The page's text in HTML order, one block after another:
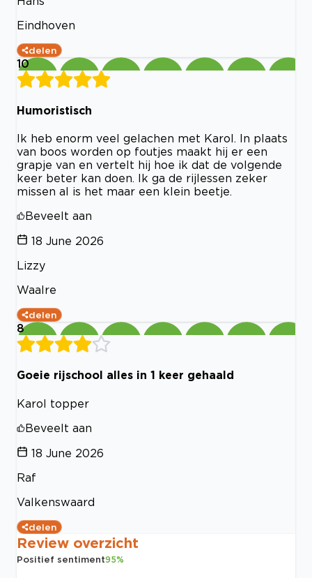
Eindhoven
delen
10
Humoristisch
Ik heb enorm veel gelachen met Karol. In plaats
van boos worden op foutjes maakt hij er een
grapje van en vertelt hij hoe ik dat de volgende
keer beter kan doen. Ik ga de rijlessen zeker
missen al is het maar een klein beetje.
Beveelt aan
18 June 2026
Lizzy
Waalre
delen
8
Goeie rijschool alles in 1 keer gehaald
Karol topper
Beveelt aan
18 June 2026
Raf
Valkenswaard
delen
Review overzicht
Positief sentiment95%